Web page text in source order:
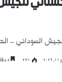
السوداني ..
271